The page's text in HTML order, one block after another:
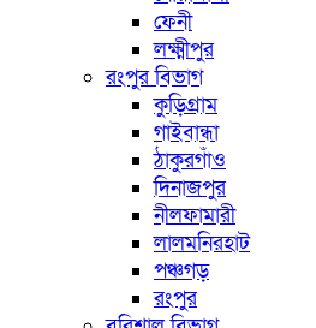
ফেনী
লক্ষ্মীপুর
রংপুর বিভাগ
কুড়িগ্রাম
গাইবান্ধা
ঠাকুরগাঁও
দিনাজপুর
নীলফামারী
লালমনিরহাট
পঞ্চগড়
রংপুর